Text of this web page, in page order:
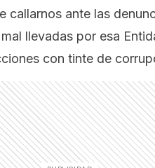
callarnos ante las
llevadas por esa
con tinte de